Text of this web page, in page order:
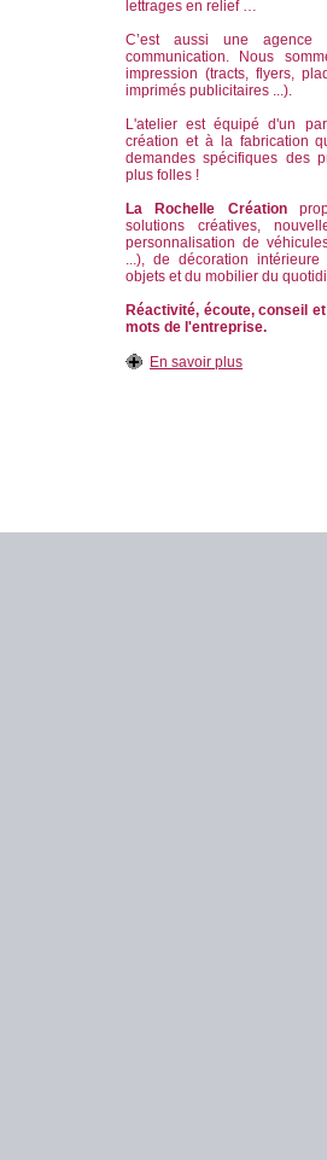
lettrages en relief …
C’est aussi une
communication. Nous
impression (tracts, flyers,
imprimés publicitaires ...).
L'atelier est équipé d'un
création et à la fabrication
demandes spécifiques des
plus folles !
La Rochelle Création
solutions créatives,
personnalisation de
...), de décoration
objets et du mobilier du
Réactivité, écoute, conseil
mots de l'entreprise.
En savoir plus